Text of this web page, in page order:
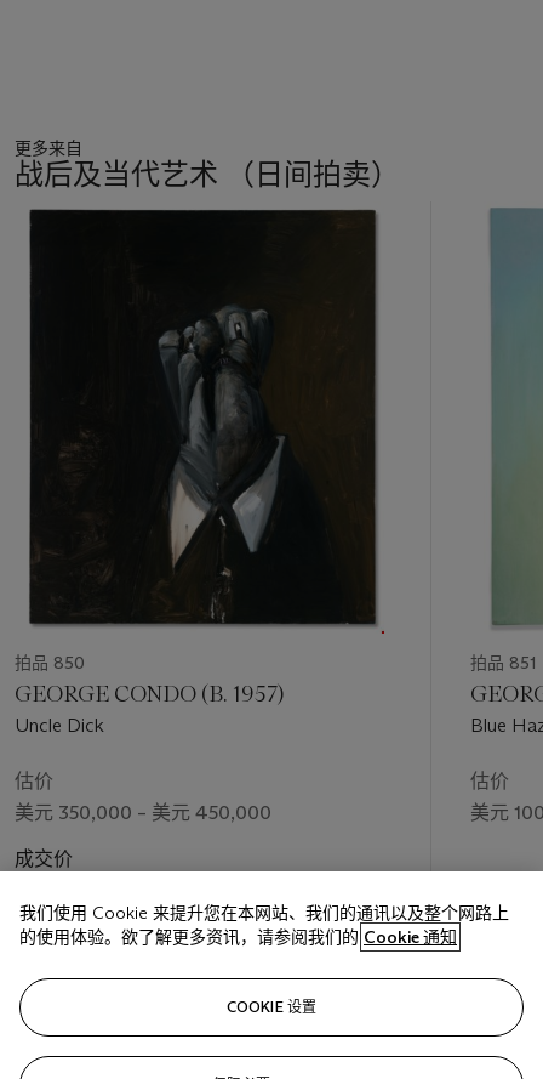
更多来自
战后及当代艺术 （日间拍卖）
11
拍品 850
GEORGE CONDO (B. 1957)
Uncle Dick
估价
美元 350,000 – 美元 450,000
成交价
拍品 851
Blue
估价
美元
我们使用 Cookie 来提升您在本网站、我们的通讯以及整个网路上
的使用体验。欲了解更多资讯，请参阅我们的 Cookie 通知
COOKIE 设置